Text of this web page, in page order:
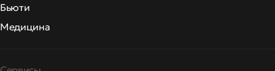
Бьюти
Медицина